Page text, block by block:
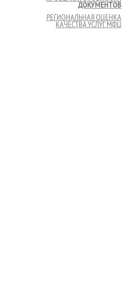
ДОКУМЕНТОВ
РЕГИОНАЛЬНАЯ ОЦЕНКА
КАЧЕСТВА УСЛУГ МФЦ